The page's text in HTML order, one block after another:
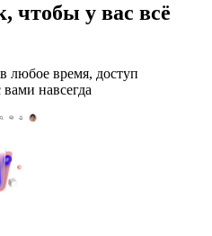
чтобы у вас всё
любое время, доступ
навсегда